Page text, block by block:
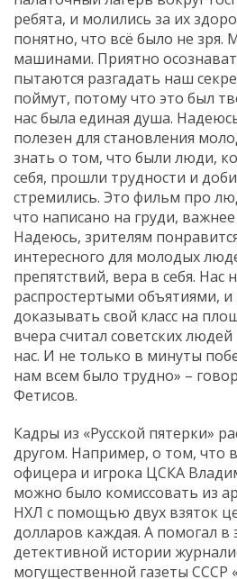
ребята, и молились за их
понятно, что всё было не зря.
машинами. Приятно
пытаются разгадать наш
поймут, потому что это был
нас была единая душа.
полезен для становления
знать о том, что были люди,
себя, прошли трудности и
стремились. Это фильм про
что написано на груди,
Надеюсь, зрителям
интересного для молодых
препятствий, вера в себя. Нас
распростертыми объятиями,
доказывать свой класс на
вчера считал советских
нас. И не только в минуты
нам всем было трудно» –
Фетисов.
Кадры из «Русской пятерки»
другом. Например, о том, что
офицера и игрока ЦСКА
можно было комиссовать из
НХЛ с помощью двух взяток
долларов каждая. А помогал в
детективной истории
могущественной газеты СССР